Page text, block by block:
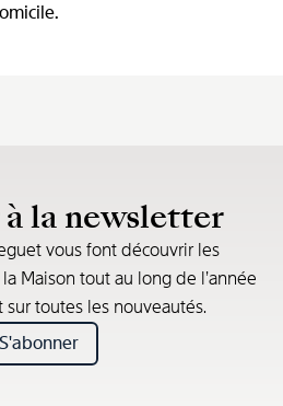
à la newsletter
vous font découvrir les
Maison tout au long de l’année
toutes les nouveautés.
S'abonner